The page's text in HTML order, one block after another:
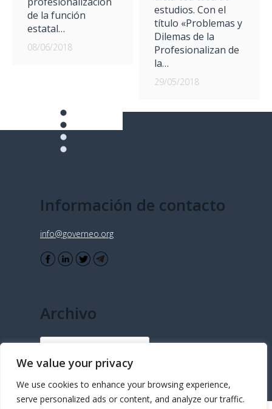
We value your privacy
We use cookies to enhance your browsing experience,
serve personalized ads or content, and analyze our traffic.
de la función
estatal…
08/06/2018
estudios. Con el
título «Problemas y
Dilemas de la
Profesionalizan de
la…
29/05/2018
Información de contacto
info@governeo.org
Archivo
Archivo